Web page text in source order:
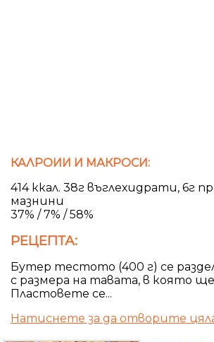
КАЛРОИИ И МАКРОСИ:
414 ккал. 38г въглехидрати, 6г
мазнини
37% / 7% / 58%
РЕЦЕПТА:
Бутер тестото (400 г) се
с размера на тавата, в която ще
Пластовете се...
Натиснете за да отворите